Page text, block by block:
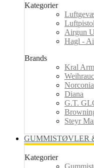
Kategorier
Airgun
Hagl -
Brands
Kral
Norconia
Diana
G.T.
Steyr
GUMMISTØVLER
Kategorier